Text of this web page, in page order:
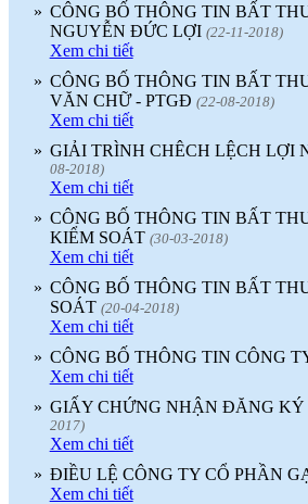
» CÔNG BỐ THÔNG TIN BẤT
NGUYỄN ĐỨC LỢI (22-11-2018)
Xem chi tiết
» CÔNG BỐ THÔNG TIN BẤT
VĂN CHỮ - PTGĐ (22-08-2018)
Xem chi tiết
» GIẢI TRÌNH CHÊCH LỆCH LỢI
08-2018)
Xem chi tiết
» CÔNG BỐ THÔNG TIN BẤT
KIỂM SOÁT (30-03-2018)
Xem chi tiết
» CÔNG BỐ THÔNG TIN BẤT
SOÁT (20-04-2018)
Xem chi tiết
» CÔNG BỐ THÔNG TIN CÔNG
Xem chi tiết
» GIẤY CHỨNG NHẬN ĐĂNG
2017)
Xem chi tiết
» ĐIỀU LỆ CÔNG TY CỔ PHẦN
Xem chi tiết